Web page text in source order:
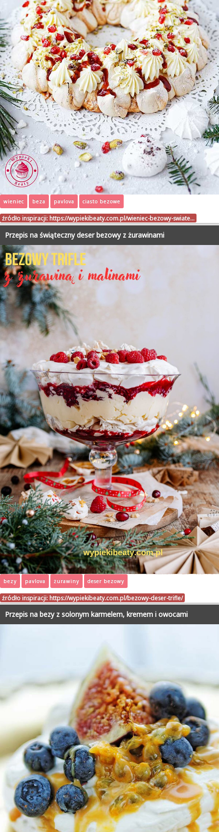
wieniec beza pavlova ciasto bezowe
źródło inspiracji: https://wypiekibeaty.com.pl/wieniec-bezowy-swiate…
Przepis na świąteczny deser bezowy z żurawinami
bezy pavlova żurawiny deser bezowy
źródło inspiracji: https://wypiekibeaty.com.pl/bezowy-deser-trifle/
Przepis na bezy z solonym karmelem, kremem i owocami